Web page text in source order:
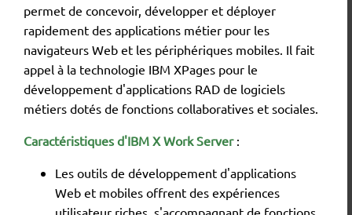
permet de concevoir, développer et déployer
rapidement des applications métier pour les
navigateurs Web et les périphériques mobiles. Il fait
appel à la technologie IBM XPages pour le
développement d'applications RAD de logiciels
métiers dotés de fonctions collaboratives et sociales.
Caractéristiques d'IBM X Work Server:
Les outils de développement d'applications
Web et mobiles offrent des expériences